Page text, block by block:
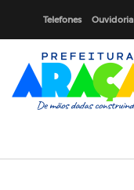
Telefones Ouvidoria